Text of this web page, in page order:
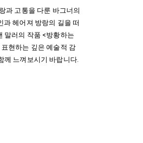
과 고통을 다룬 바그너의
과 헤어져 방랑의 길을 떠
말러의 작품 <방황하는
현하는 깊은 예술적 감
께 느껴보시기 바랍니다.